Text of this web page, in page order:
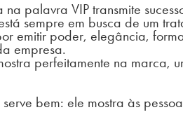
palavra VIP transmite
sempre em busca de um
emitir poder, elegância,
empresa.
perfeitamente na marca,
bem: ele mostra às